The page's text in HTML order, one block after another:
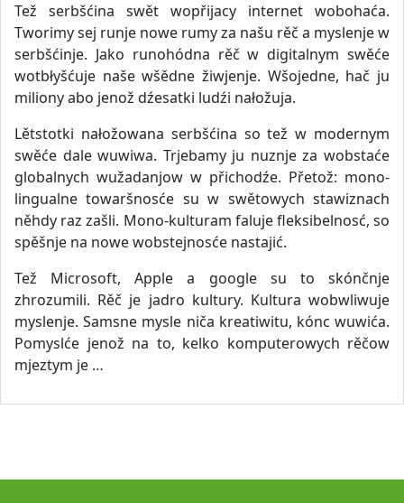
Tež serbšćina swět wopřijacy internet wobohaća.
Tworimy sej runje nowe rumy za našu rěč a myslenje w
serbšćinje. Jako runohódna rěč w digitalnym swěće
wotbłyšćuje naše wšědne žiwjenje. Wšojedne, hač ju
miliony abo jenož dźesatki ludźi nałožuja.
Lětstotki nałožowana serbšćina so tež w modernym
swěće dale wuwiwa. Trjebamy ju nuznje za wobstaće
globalnych wužadanjow w přichodźe. Přetož: mono-
lingualne towaršnosće su w swětowych stawiznach
něhdy raz zašli. Mono-kulturam faluje fleksibelnosć, so
spěšnje na nowe wobstejnosće nastajić.
Tež Microsoft, Apple a google su to skónčnje
zhrozumili. Rěč je jadro kultury. Kultura wobwliwuje
myslenje. Samsne mysle niča kreatiwitu, kónc wuwića.
Pomyslće jenož na to, kelko komputerowych rěčow
mjeztym je …